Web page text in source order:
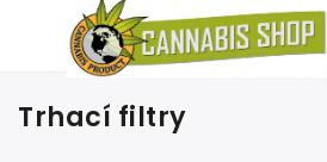
Trhací filtry